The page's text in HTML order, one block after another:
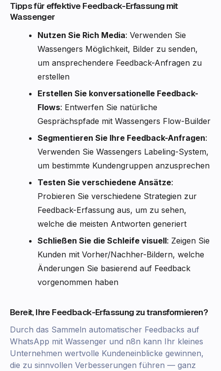
Tipps für effektive Feedback-Erfassung mit
Wassenger
Nutzen Sie Rich Media: Verwenden Sie
Wassengers Möglichkeit, Bilder zu senden,
um ansprechendere Feedback-Anfragen zu
erstellen
Erstellen Sie konversationelle Feedback-
Flows: Entwerfen Sie natürliche
Gesprächspfade mit Wassengers Flow-Builder
Segmentieren Sie Ihre Feedback-Anfragen:
Verwenden Sie Wassengers Labeling-System,
um bestimmte Kundengruppen anzusprechen
Testen Sie verschiedene Ansätze:
Probieren Sie verschiedene Strategien zur
Feedback-Erfassung aus, um zu sehen,
welche die meisten Antworten generiert
Schließen Sie die Schleife visuell: Zeigen Sie
Kunden mit Vorher/Nachher-Bildern, welche
Änderungen Sie basierend auf Feedback
vorgenommen haben
Bereit, Ihre Feedback-Erfassung zu transformieren?
Durch das Sammeln automatischer Feedbacks auf
WhatsApp mit Wassenger und n8n kann Ihr kleines
Unternehmen wertvolle Kundeneinblicke gewinnen,
die zu sinnvollen Verbesserungen führen — ganz